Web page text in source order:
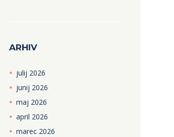
ARHIV
julij 2026
junij 2026
maj 2026
april 2026
marec 2026